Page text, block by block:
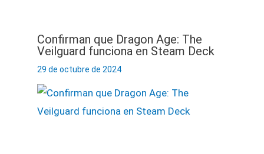
Confirman que Dragon Age: The
Veilguard funciona en Steam Deck
29 de octubre de 2024